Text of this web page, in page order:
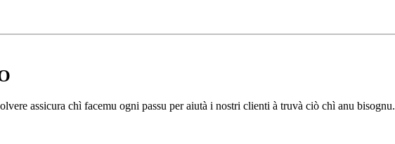
assicura chì facemu ogni passu per aiutà i nostri clienti à truvà ciò chì anu bisognu.